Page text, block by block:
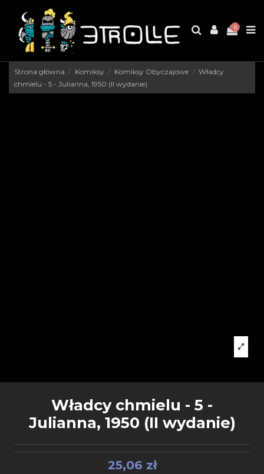
0
Strona główna Komiksy Komiksy Obyczajowe
Władcy
chmielu - 5 - Julianna, 1950 (II wydanie)
Władcy chmielu - 5 -
Julianna, 1950 (II wydanie)
25,06 zł